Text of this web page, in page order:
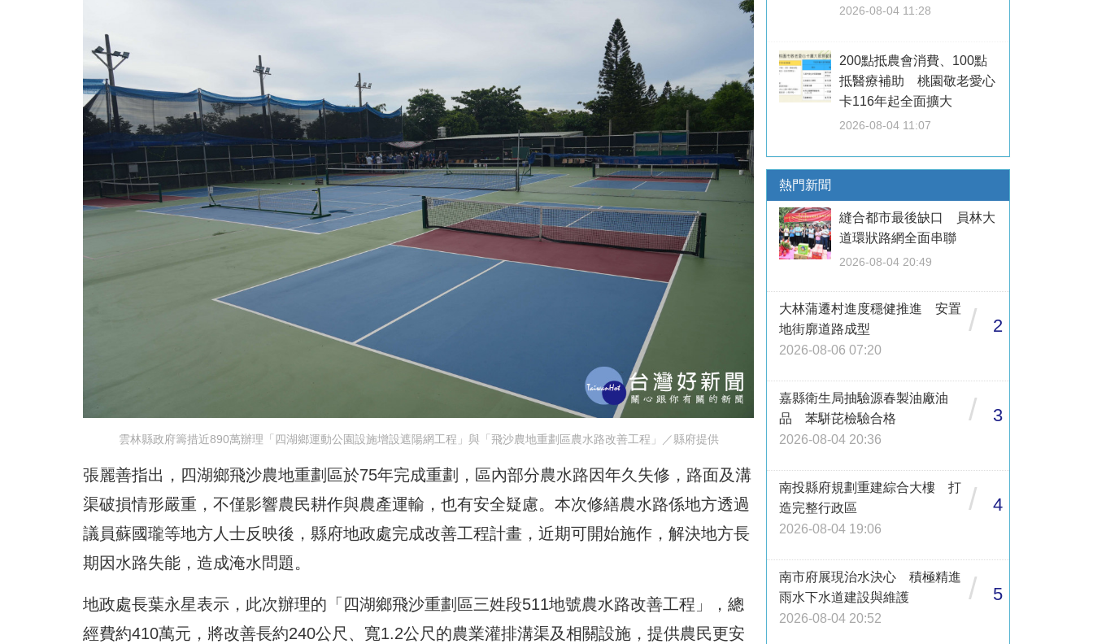
雲林縣政府籌措近890萬辦理「四湖鄉運動公園設施增設遮陽網工程」與「飛沙農地重劃區農水路改善工程」／縣府提供
張麗善指出，四湖鄉飛沙農地重劃區於75年完成重劃，區內部分農水路因年久失修，路面及溝
渠破損情形嚴重，不僅影響農民耕作與農產運輸，也有安全疑慮。本次修繕農水路係地方透過
議員蘇國瓏等地方人士反映後，縣府地政處完成改善工程計畫，近期可開始施作，解決地方長
期因水路失能，造成淹水問題。
地政處長葉永星表示，此次辦理的「四湖鄉飛沙重劃區三姓段511地號農水路改善工程」，總
經費約410萬元，將改善長約240公尺、寬1.2公尺的農業灌排溝渠及相關設施，提供農民更安
2026-08-04 11:28
200點抵農會消費、100點
抵醫療補助 桃園敬老愛心
卡116年起全面擴大
2026-08-04 11:07
熱門新聞
縫合都市最後缺口 員林大
道環狀路網全面串聯
2026-08-04 20:49
大林蒲遷村進度穩健推進 安置
地街廓道路成型
2026-08-06 07:20
/ 2
嘉縣衛生局抽驗源春製油廠油
品 苯駢芘檢驗合格
2026-08-04 20:36
/ 3
南投縣府規劃重建綜合大樓 打
造完整行政區
2026-08-04 19:06
/ 4
南市府展現治水決心 積極精進
雨水下水道建設與維護
2026-08-04 20:52
/ 5